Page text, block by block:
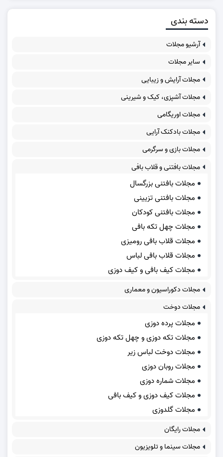
دسته بندی
آرشیو مجلات
سایر مجلات
مجلات آرایش و زیبایی
مجلات آشپزی، کیک و شیرینی
مجلات اوریگامی
مجلات بادکنک آرایی
مجلات بازی و سرگرمی
مجلات بافتنی و قلاب بافی
مجلات بافتنی بزرگسال
مجلات بافتنی تزیینی
مجلات بافتنی کودکان
مجلات چهل تکه بافی
مجلات قلاب بافی رومیزی
مجلات قلاب بافی لباس
مجلات کیف بافی و کیف دوزی
مجلات دکوراسیون و معماری
مجلات دوخت
مجلات پرده دوزی
مجلات تکه دوزی و چهل تکه دوزی
مجلات دوخت لباس زیر
مجلات روبان دوزی
مجلات شماره دوزی
مجلات کیف دوزی و کیف بافی
مجلات گلدوزی
مجلات رایگان
مجلات سینما و تلویزیون